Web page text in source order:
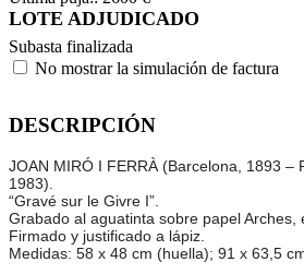
LOTE ADJUDICADO
Subasta finalizada
No mostrar la simulación de factura
DESCRIPCIÓN
JOAN MIRÓ I FERRÀ (Barcelona, 1893 –
1983).
“Gravé sur le Givre I”.
Grabado al aguatinta sobre papel Arches,
Firmado y justificado a lápiz.
Medidas: 58 x 48 cm (huella); 91 x 63,5